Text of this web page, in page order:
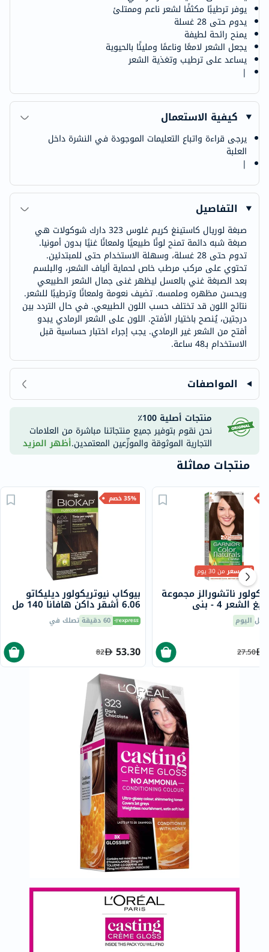
يوفر ترطيبًا مكثفًا لشعر ناعم وممتلئ
يدوم حتى 28 غسلة
يمنح رائحة لطيفة
يجعل الشعر لامعًا وناعمًا ومليئًا بالحيوية
يساعد على ترطيب وتغذية الشعر
|
كيفية الاستعمال
يرجى قراءة واتباع التعليمات الموجودة في النشرة داخل
العلبة
|
التفاصيل
صبغة لوريال كاستينغ كريم غلوس 323 دارك شوكولات هي
صبغة شبه دائمة تمنح لونًا طبيعيًا ولمعانًا غنيًا بدون أمونيا.
تدوم حتى 28 غسلة، وسهلة الاستخدام حتى للمبتدئين.
تحتوي على مركب مرطب خاص لحماية ألياف الشعر، والبلسم
بعد الصبغة غني بالعسل ليظهر غنى جمال الشعر الطبيعي
ويحسن مظهره وملمسه. تضيف نعومة ولمعانًا وترطيبًا للشعر.
نتائج اللون قد تختلف حسب اللون الطبيعي. في حال التردد بين
درجتين، يُنصح باختيار الأفتح. اللون على الشعر الرمادي يبدو
أفتح من الشعر غير الرمادي. يجب إجراء اختبار حساسية قبل
الاستخدام بـ48 ساعة.
المواصفات
منتجات أصلية 100٪
نحن نقوم بتوفير جميع منتجاتنا مباشرة من العلامات
التجارية الموثوقة والموزّعين المعتمدين.أظهر المزيد
منتجات مماثلة
35% خصم
بيوكاب نيوتريكولور ديليكاتو
6.06 أشقر داكن هافانا 140 مل
60 دقيقة تصلك في
53.30
82
أقل سعرمن 30 يوم
كولور ناتشورالز مجموعة
الشعر 4 - بني
اليوم
27.50